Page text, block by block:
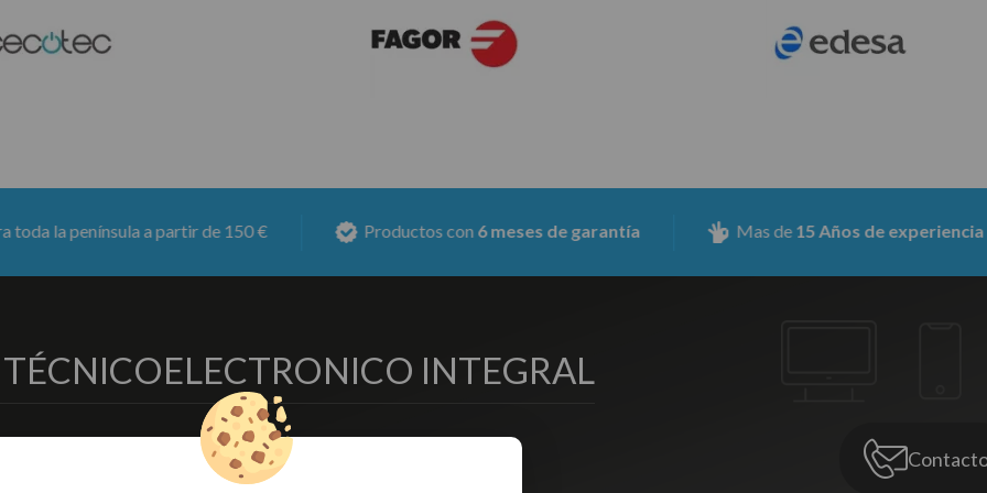
a partir de 150 € Productos con6 meses de garantía Mas de 15 Años de experiencia
ELECTRONICO INTEGRAL
DELEGACIONES
Écija - Sevilla